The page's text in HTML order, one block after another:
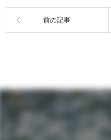
前の記事